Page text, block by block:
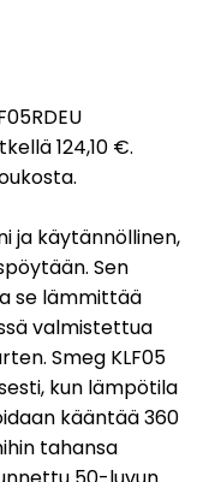
124,10 €.
ja käytännöllinen,
Sen
se lämmittää
valmistettua
Smeg KLF05
kun lämpötila
kääntää 360
tahansa